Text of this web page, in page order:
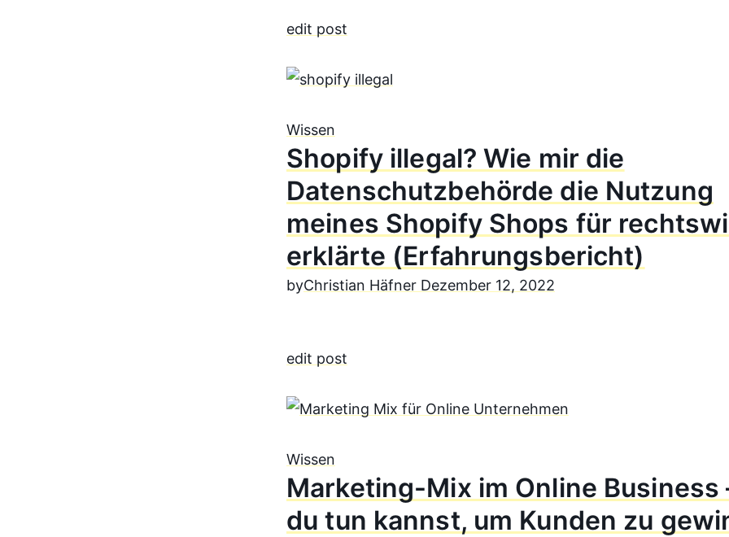
edit post
Wissen
Shopify illegal? Wie mir die
Datenschutzbehörde die Nutzung
meines Shopify Shops für
erklärte (Erfahrungsbericht)
byChristian Häfner Dezember 12, 2022
edit post
Wissen
Marketing-Mix im Online Business
du tun kannst, um Kunden zu